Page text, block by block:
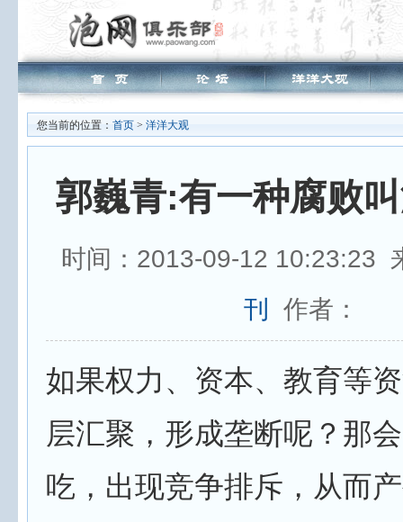
您当前的位置： 首页 > 洋洋大观
郭巍青:有一种腐败
时间：2013-09-12 10:23:23
刊
作者：
如果权力、资本、教育等
层汇聚，形成垄断呢？那
吃，出现竞争排斥，从而